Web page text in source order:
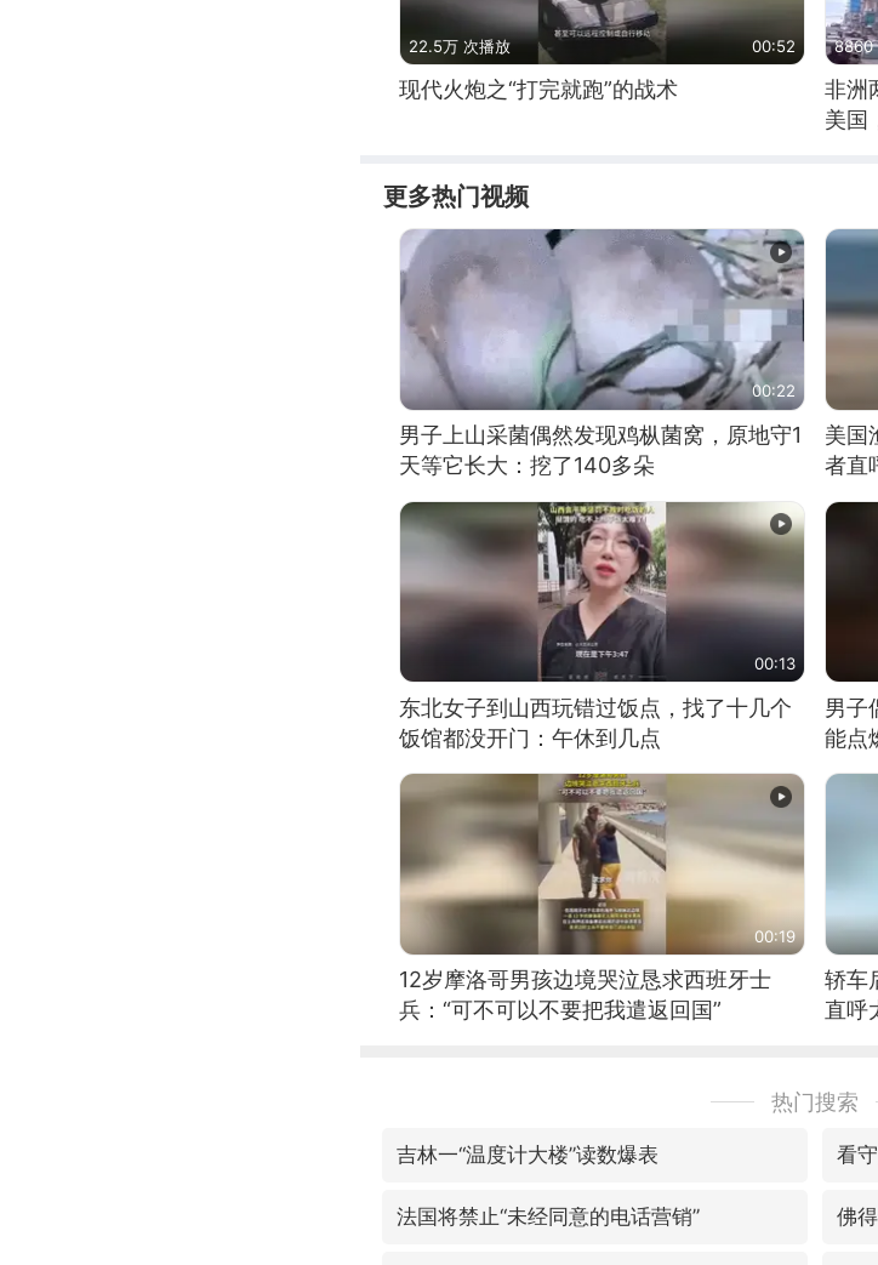
22.5万 次播放 00:52
现代火炮之“打完就跑”的战术
8860
非洲
美国
更多热门视频
00:22
男子上山采菌偶然发现鸡枞菌窝，原地守1
天等它长大：挖了140多朵
美国
者直
00:13
东北女子到山西玩错过饭点，找了十几个
饭馆都没开门：午休到几点
男子
能点
00:19
12岁摩洛哥男孩边境哭泣恳求西班牙士
兵：“可不可以不要把我遣返回国”
轿车
直呼
热门搜索
吉林一“温度计大楼”读数爆表 看
法国将禁止“未经同意的电话营销” 佛